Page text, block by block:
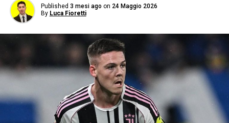
Published 3 mesi ago on 24 Maggio 2026
By Luca Fioretti